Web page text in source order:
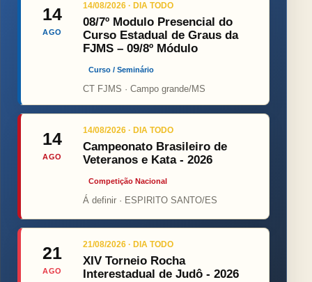
14
AGO
14/08/2026 · DIA TODO
08/7º Modulo Presencial do
Curso Estadual de Graus da
FJMS – 09/8º Módulo
Curso / Seminário
CT FJMS · Campo grande/MS
14
AGO
14/08/2026 · DIA TODO
Campeonato Brasileiro de
Veteranos e Kata - 2026
Competição Nacional
Á definir · ESPIRITO SANTO/ES
21
AGO
21/08/2026 · DIA TODO
XIV Torneio Rocha
Interestadual de Judô - 2026